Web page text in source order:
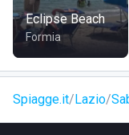
naturali e la
relax.
Lo stabilimento è
Eclipse Beach
Formia
Spiagge.it Lazio